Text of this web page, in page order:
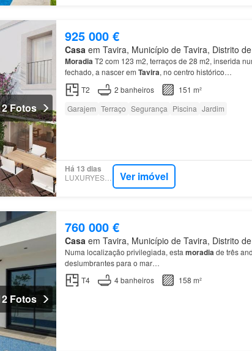
Fotos
925 000 €
Casa em Tavira, Município de Tavira, Distrito
MoradiaT2 com 123 m2, terraços de 28 m2, inserida
fechado, a nascer em Tavira, no centro histórico…
T2
2 banheiros
151 m²
Garajem Terraço Segurança Piscina Jardim
Há 13 dias
LUXURYESTATE Ver imóvel
Fotos
760 000 €
Casa em Tavira, Município de Tavira, Distrito
Numa localização privilegiada, esta moradiade três
deslumbrantes para o mar…
T4
4banheiros 158 m²